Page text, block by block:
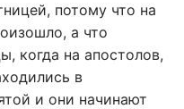
потому что на
а что
когда на апостолов,
в
и они начинают